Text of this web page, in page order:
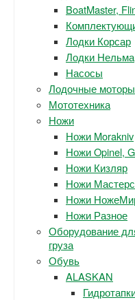
BoatMaster,
Лодки Корсар
Лодки Нельма
Насосы
Лодочные моторы
Мототехника
Ножи
Ножи Morakniv
Ножи Opinel,
Ножи Кизляр
Ножи
Ножи
Ножи Разное
Оборудование
груза
Обувь
ALASKAN